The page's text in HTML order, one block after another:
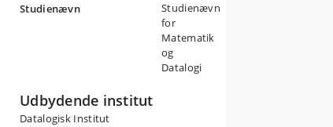
Studienævn
Studienævn
for
Matematik
og
Datalogi
Udbydende institut
Datalogisk Institut